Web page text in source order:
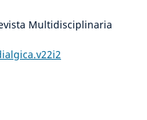
Multidisciplinaria